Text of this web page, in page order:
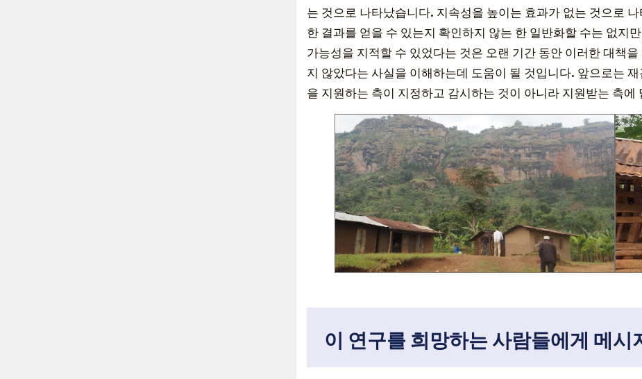
는 것으로 나타났습니다. 지속성을 높이는 효과가 없는 것으로
한 결과를 얻을 수 있는지 확인하지 않는 한 일반화할 수는 없지
가능성을 지적할 수 있었다는 것은 오랜 기간 동안 이러한 대책
지 않았다는 사실을 이해하는데 도움이 될 것입니다. 앞으로는
을 지원하는 측이 지정하고 감시하는 것이 아니라 지원받는 측
이 연구를 희망하는 사람들에게 메시